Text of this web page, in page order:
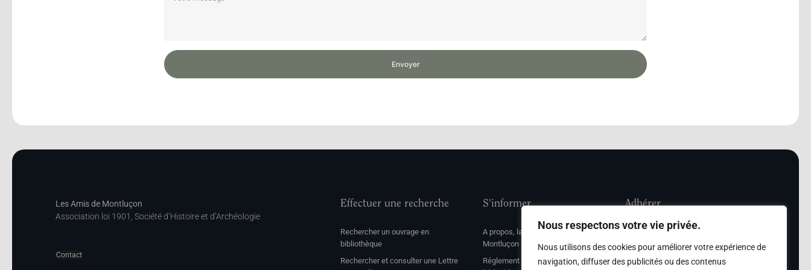
Nous respectons votre vie privée.
Nous utilisons des cookies pour améliorer votre expérience de
navigation, diffuser des publicités ou des contenus
Envoyer
Les Amis de Montluçon
Association loi 1901, Société d’Histoire et d’Archéologie
Contact
Effectuer une recherche
Rechercher un ouvrage en
bibliothèque
Rechercher et consulter une Lettre
S'informer
A propos, la société Les Amis de
Montluçon
Réglement de consultation de la
Adhérer
Adhésion